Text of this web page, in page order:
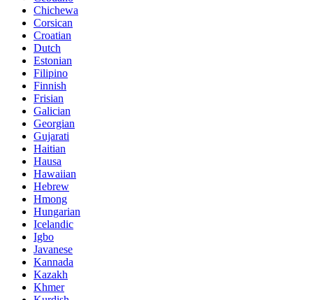
Chichewa
Corsican
Croatian
Dutch
Estonian
Filipino
Finnish
Frisian
Galician
Georgian
Gujarati
Haitian
Hausa
Hawaiian
Hebrew
Hmong
Hungarian
Icelandic
Igbo
Javanese
Kannada
Kazakh
Khmer